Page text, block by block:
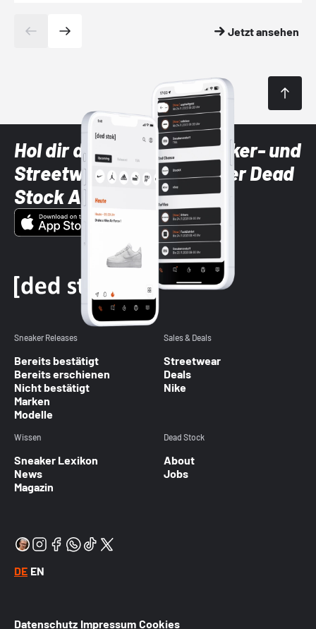
Jetzt ansehen
Hol dir die neuesten Sneaker- und
Streetwear-Brands mit der Dead
Stock App
Sneaker Releases
Bereits bestätigt
Bereits erschienen
Nicht bestätigt
Marken
Modelle
Sales & Deals
Streetwear
Deals
Nike
Wissen
Sneaker Lexikon
News
Magazin
Dead Stock
About
Jobs
DE EN
Datenschutz Impressum Cookies